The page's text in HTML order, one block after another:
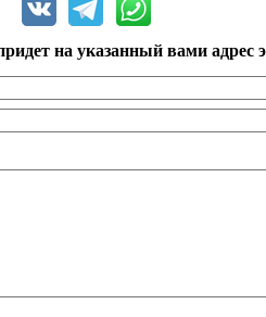
на указанный вами адрес